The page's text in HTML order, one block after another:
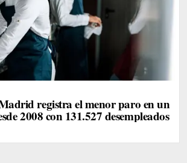
registra el menor paro en un
2008 con 131.527 desempleados